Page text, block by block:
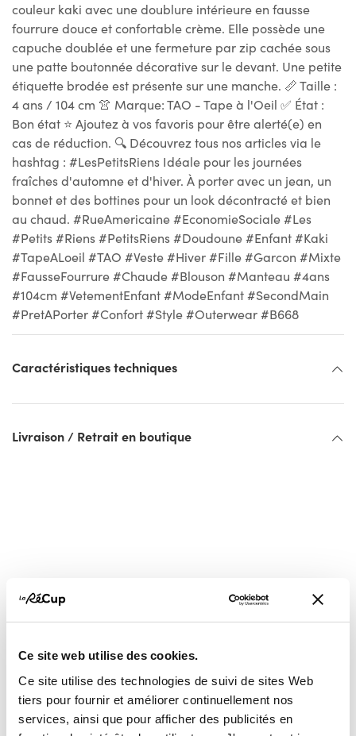
Ce site web utilise des cookies.
Ce site utilise des technologies de suivi de sites Web
tiers pour fournir et améliorer continuellement nos
services, ainsi que pour afficher des publicités en
couleur kaki avec une doublure intérieure en fausse
fourrure douce et confortable crème. Elle possède une
capuche doublée et une fermeture par zip cachée sous
une patte boutonnée décorative sur le devant. Une petite
étiquette brodée est présente sur une manche. 📏 Taille :
4 ans / 104 cm 👚 Marque: TAO - Tape à l'Oeil ✅ État :
Bon état ⭐ Ajoutez à vos favoris pour être alerté(e) en
cas de réduction. 🔍 Découvrez tous nos articles via le
hashtag : #LesPetitsRiens Idéale pour les journées
fraîches d'automne et d'hiver. À porter avec un jean, un
bonnet et des bottines pour un look décontracté et bien
au chaud. #RueAmericaine #EconomieSociale #Les
#Petits #Riens #PetitsRiens #Doudoune #Enfant #Kaki
#TapeALoeil #TAO #Veste #Hiver #Fille #Garcon #Mixte
#FausseFourrure #Chaude #Blouson #Manteau #4ans
#104cm #VetementEnfant #ModeEnfant #SecondMain
#PretAPorter #Confort #Style #Outerwear #B668
Caractéristiques techniques
Livraison / Retrait en boutique
Vous pourriez aussi
aimer...